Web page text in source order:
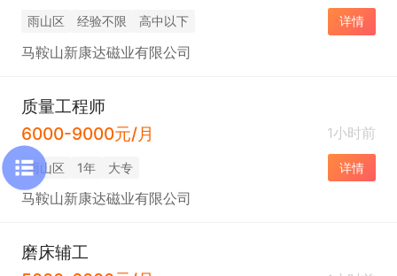
雨山区 经验不限 高中以下 详情
马鞍山新康达磁业有限公司
质量工程师
6000-9000元/月
1小时前
雨山区 1年 大专 详情
马鞍山新康达磁业有限公司
磨床辅工